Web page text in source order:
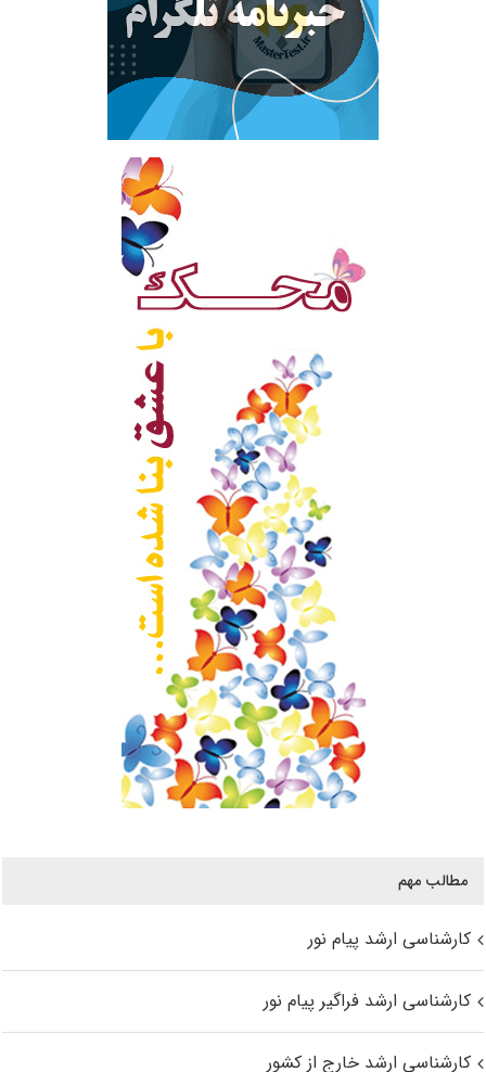
مطالب مهم
کارشناسی ارشد پیام نور
کارشناسی ارشد فراگیر پیام نور
کارشناسی ارشد خارج از کشور